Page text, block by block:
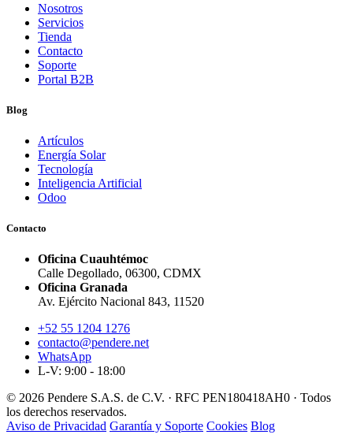
Nosotros
Servicios
Tienda
Contacto
Soporte
Portal B2B
Blog
Artículos
Energía Solar
Tecnología
Inteligencia Artificial
Odoo
Contacto
Oficina Cuauhtémoc
Calle Degollado, 06300, CDMX
Oficina Granada
Av. Ejército Nacional 843, 11520
+52 55 1204 1276
contacto@pendere.net
WhatsApp
L-V: 9:00 - 18:00
© 2026 Pendere S.A.S. de C.V. · RFC PEN180418AH0 · Todos
los derechos reservados.
Aviso de Privacidad Garantía y Soporte Cookies Blog